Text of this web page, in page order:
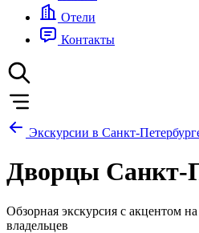
Отели
Контакты
Экскурсии в Санкт-
Дворцы Санкт-
Обзорная экскурсия с акцентом
владельцев